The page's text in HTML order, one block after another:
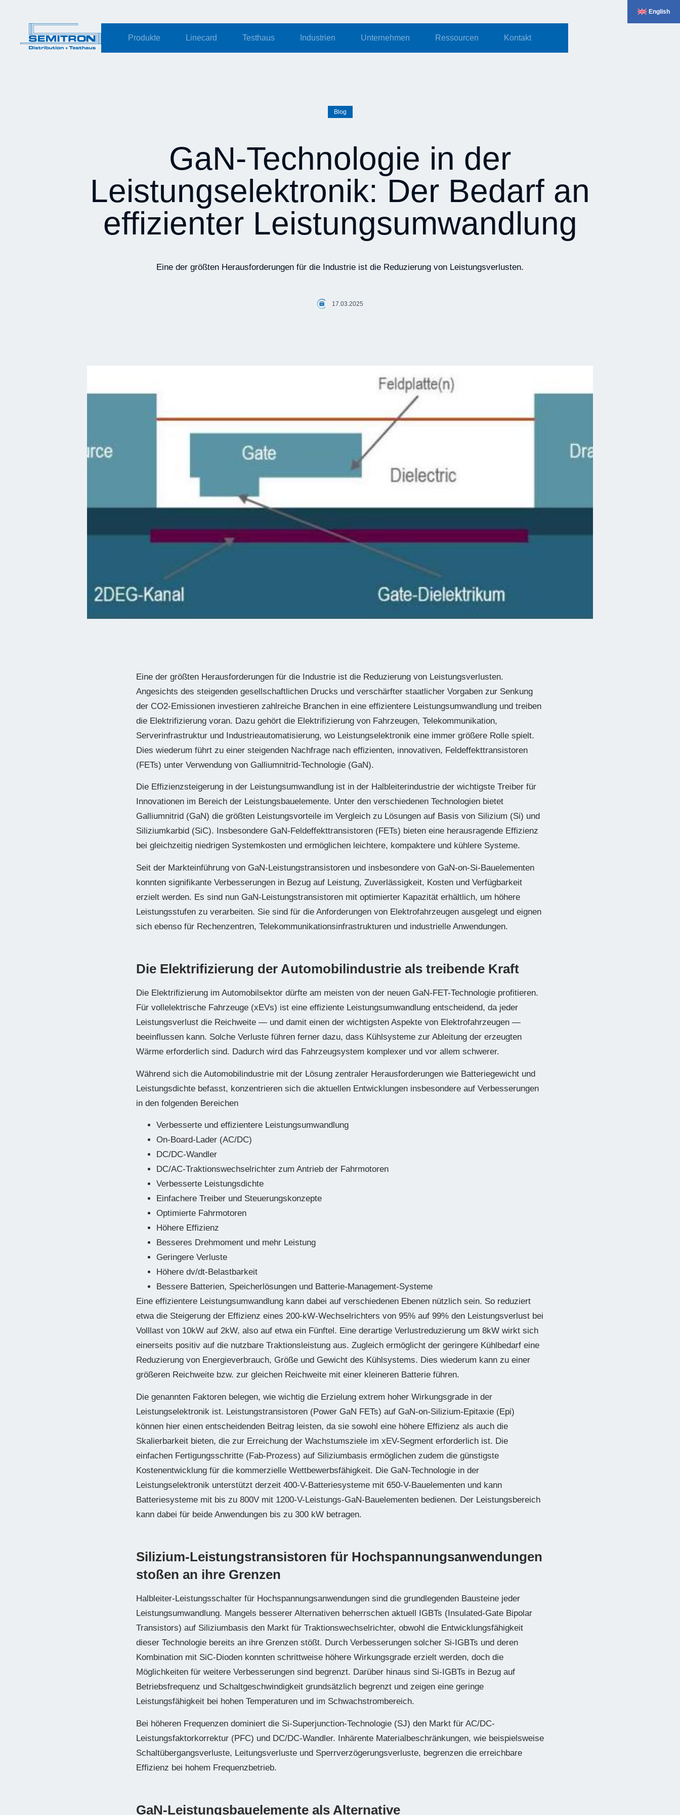
English
Produkte Linecard Testhaus Industrien Unternehmen Ressourcen Kontakt
Blog
GaN-Technologie in der
Leistungselektronik: Der Bedarf an
effizienter Leistungsumwandlung
Eine der größten Herausforderungen für die Industrie ist die Reduzierung von Leistungsverlusten.
17.03.2025
Eine der größten Herausforderungen für die Industrie ist die Reduzierung von Leistungsverlusten.
Angesichts des steigenden gesellschaftlichen Drucks und verschärfter staatlicher Vorgaben zur Senkung
der CO2-Emissionen investieren zahlreiche Branchen in eine effizientere Leistungsumwandlung und treiben
die Elektrifizierung voran. Dazu gehört die Elektrifizierung von Fahrzeugen, Telekommunikation,
Serverinfrastruktur und Industrieautomatisierung, wo Leistungselektronik eine immer größere Rolle spielt.
Dies wiederum führt zu einer steigenden Nachfrage nach effizienten, innovativen, Feldeffekttransistoren
(FETs) unter Verwendung von Galliumnitrid-Technologie (GaN).
Die Effizienzsteigerung in der Leistungsumwandlung ist in der Halbleiterindustrie der wichtigste Treiber für
Innovationen im Bereich der Leistungsbauelemente. Unter den verschiedenen Technologien bietet
Galliumnitrid (GaN) die größten Leistungsvorteile im Vergleich zu Lösungen auf Basis von Silizium (Si) und
Siliziumkarbid (SiC). Insbesondere GaN-Feldeffekttransistoren (FETs) bieten eine herausragende Effizienz
bei gleichzeitig niedrigen Systemkosten und ermöglichen leichtere, kompaktere und kühlere Systeme.
Seit der Markteinführung von GaN-Leistungstransistoren und insbesondere von GaN-on-Si-Bauelementen
konnten signifikante Verbesserungen in Bezug auf Leistung, Zuverlässigkeit, Kosten und Verfügbarkeit
erzielt werden. Es sind nun GaN-Leistungstransistoren mit optimierter Kapazität erhältlich, um höhere
Leistungsstufen zu verarbeiten. Sie sind für die Anforderungen von Elektrofahrzeugen ausgelegt und eignen
sich ebenso für Rechenzentren, Telekommunikationsinfrastrukturen und industrielle Anwendungen.
Die Elektrifizierung der Automobilindustrie als treibende Kraft
Die Elektrifizierung im Automobilsektor dürfte am meisten von der neuen GaN-FET-Technologie profitieren.
Für vollelektrische Fahrzeuge (xEVs) ist eine effiziente Leistungsumwandlung entscheidend, da jeder
Leistungsverlust die Reichweite — und damit einen der wichtigsten Aspekte von Elektrofahrzeugen —
beeinflussen kann. Solche Verluste führen ferner dazu, dass Kühlsysteme zur Ableitung der erzeugten
Wärme erforderlich sind. Dadurch wird das Fahrzeugsystem komplexer und vor allem schwerer.
Während sich die Automobilindustrie mit der Lösung zentraler Herausforderungen wie Batteriegewicht und
Leistungsdichte befasst, konzentrieren sich die aktuellen Entwicklungen insbesondere auf Verbesserungen
in den folgenden Bereichen
Verbesserte und effizientere Leistungsumwandlung
On-Board-Lader (AC/DC)
DC/DC-Wandler
DC/AC-Traktionswechselrichter zum Antrieb der Fahrmotoren
Verbesserte Leistungsdichte
Einfachere Treiber und Steuerungskonzepte
Optimierte Fahrmotoren
Höhere Effizienz
Besseres Drehmoment und mehr Leistung
Geringere Verluste
Höhere dv/dt-Belastbarkeit
Bessere Batterien, Speicherlösungen und Batterie-Management-Systeme
Eine effizientere Leistungsumwandlung kann dabei auf verschiedenen Ebenen nützlich sein. So reduziert
etwa die Steigerung der Effizienz eines 200-kW-Wechselrichters von 95% auf 99% den Leistungsverlust bei
Volllast von 10kW auf 2kW, also auf etwa ein Fünftel. Eine derartige Verlustreduzierung um 8kW wirkt sich
einerseits positiv auf die nutzbare Traktionsleistung aus. Zugleich ermöglicht der geringere Kühlbedarf eine
Reduzierung von Energieverbrauch, Größe und Gewicht des Kühlsystems. Dies wiederum kann zu einer
größeren Reichweite bzw. zur gleichen Reichweite mit einer kleineren Batterie führen.
Die genannten Faktoren belegen, wie wichtig die Erzielung extrem hoher Wirkungsgrade in der
Leistungselektronik ist. Leistungstransistoren (Power GaN FETs) auf GaN-on-Silizium-Epitaxie (Epi)
können hier einen entscheidenden Beitrag leisten, da sie sowohl eine höhere Effizienz als auch die
Skalierbarkeit bieten, die zur Erreichung der Wachstumsziele im xEV-Segment erforderlich ist. Die
einfachen Fertigungsschritte (Fab-Prozess) auf Siliziumbasis ermöglichen zudem die günstigste
Kostenentwicklung für die kommerzielle Wettbewerbsfähigkeit. Die GaN-Technologie in der
Leistungselektronik unterstützt derzeit 400-V-Batteriesysteme mit 650-V-Bauelementen und kann
Batteriesysteme mit bis zu 800V mit 1200-V-Leistungs-GaN-Bauelementen bedienen. Der Leistungsbereich
kann dabei für beide Anwendungen bis zu 300 kW betragen.
Silizium-Leistungstransistoren für Hochspannungsanwendungen
stoßen an ihre Grenzen
Halbleiter-Leistungsschalter für Hochspannungsanwendungen sind die grundlegenden Bausteine jeder
Leistungsumwandlung. Mangels besserer Alternativen beherrschen aktuell IGBTs (Insulated-Gate Bipolar
Transistors) auf Siliziumbasis den Markt für Traktionswechselrichter, obwohl die Entwicklungsfähigkeit
dieser Technologie bereits an ihre Grenzen stößt. Durch Verbesserungen solcher Si-IGBTs und deren
Kombination mit SiC-Dioden konnten schrittweise höhere Wirkungsgrade erzielt werden, doch die
Möglichkeiten für weitere Verbesserungen sind begrenzt. Darüber hinaus sind Si-IGBTs in Bezug auf
Betriebsfrequenz und Schaltgeschwindigkeit grundsätzlich begrenzt und zeigen eine geringe
Leistungsfähigkeit bei hohen Temperaturen und im Schwachstrombereich.
Bei höheren Frequenzen dominiert die Si-Superjunction-Technologie (SJ) den Markt für AC/DC-
Leistungsfaktorkorrektur (PFC) und DC/DC-Wandler. Inhärente Materialbeschränkungen, wie beispielsweise
Schaltübergangsverluste, Leitungsverluste und Sperrverzögerungsverluste, begrenzen die erreichbare
Effizienz bei hohem Frequenzbetrieb.
GaN-Leistungsbauelemente als Alternative